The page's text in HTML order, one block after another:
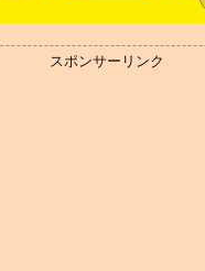
スポンサーリンク